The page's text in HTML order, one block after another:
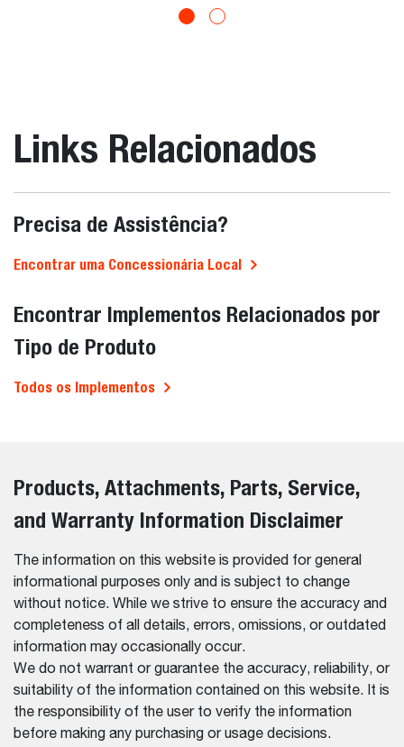
Links Relacionados
Precisa de Assistência?
Encontrar uma Concessionária Local
Encontrar Implementos Relacionados por
Tipo de Produto
Todos os Implementos
Products, Attachments, Parts, Service,
and Warranty Information Disclaimer
The information on this website is provided for general
informational purposes only and is subject to change
without notice. While we strive to ensure the accuracy and
completeness of all details, errors, omissions, or outdated
information may occasionally occur.
We do not warrant or guarantee the accuracy, reliability, or
suitability of the information contained on this website. It is
the responsibility of the user to verify the information
before making any purchasing or usage decisions.